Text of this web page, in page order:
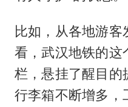
比如，从各地游
看，武汉地铁的这
栏，悬挂了醒目的
行李箱不断增多，